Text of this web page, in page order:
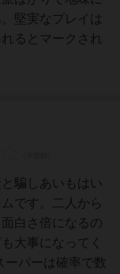
堅実なプレイは
るとマークされ
騙しあいもはい
です。二人から
白さ倍になるの
大事になってく
ーパーは確率で数